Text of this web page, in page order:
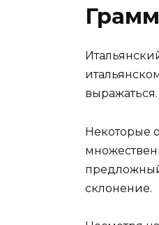
выражаться.
Некоторые
склонение.